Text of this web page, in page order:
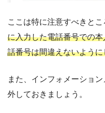
ここは特に注意すべきとこ
に入力した電話番号での
話番号は間違えないよう
また、インフォメーショ
外しておきましょう。